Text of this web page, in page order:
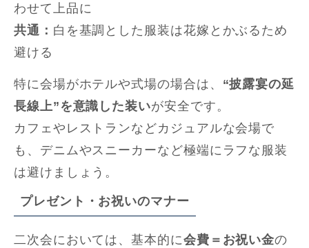
わせて上品に
共通： 白を基調とした服装は花嫁とかぶるため
避ける
特に会場がホテルや式場の場合は、 “披露宴の延
長線上”を意識した装いが安全です。
カフェやレストランなどカジュアルな会場で
も、デニムやスニーカーなど極端にラフな服装
は避けましょう。
プレゼント・お祝いのマナー
二次会においては、基本的に会費＝お祝い金の